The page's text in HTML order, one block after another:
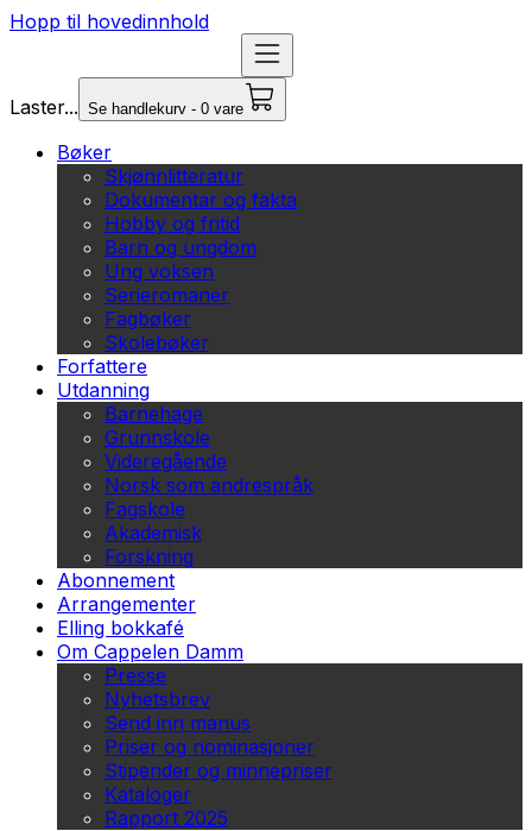
Hopp til hovedinnhold
Laster... Se handlekurv - 0 vare
Bøker
Skjønnlitteratur
Dokumentar og fakta
Hobby og fritid
Barn og ungdom
Ung voksen
Serieromaner
Fagbøker
Skolebøker
Forfattere
Utdanning
Barnehage
Grunnskole
Videregående
Norsk som andrespråk
Fagskole
Akademisk
Forskning
Abonnement
Arrangementer
Elling bokkafé
Om Cappelen Damm
Presse
Nyhetsbrev
Send inn manus
Priser og nominasjoner
Stipender og minnepriser
Kataloger
Rapport 2025